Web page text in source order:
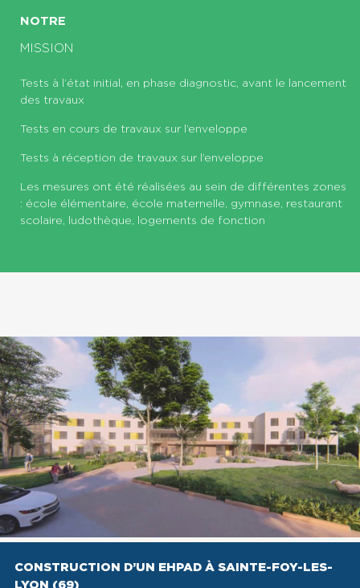
NOTRE
MISSION
Tests à l’état initial, en phase diagnostic, avant le lancement
des travaux
Tests en cours de travaux sur l’enveloppe
Tests à réception de travaux sur l’enveloppe
Les mesures ont été réalisées au sein de différentes zones
: école élémentaire, école maternelle, gymnase, restaurant
scolaire, ludothèque, logements de fonction
CONSTRUCTION D’UN EHPAD À SAINTE-FOY-LES-
LYON (69)